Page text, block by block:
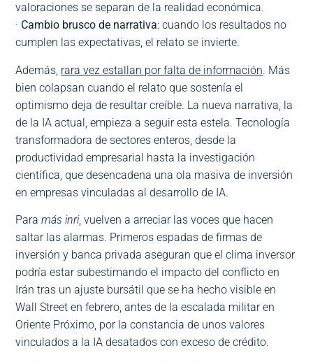
valoraciones se separan de la realidad económica.
· Cambio brusco de narrativa: cuando los resultados no
cumplen las expectativas, el relato se invierte.
Además, rara vez estallan por falta de información. Más
bien colapsan cuando el relato que sostenía el
optimismo deja de resultar creíble. La nueva narrativa, la
de la IA actual, empieza a seguir esta estela. Tecnología
transformadora de sectores enteros, desde la
productividad empresarial hasta la investigación
científica, que desencadena una ola masiva de inversión
en empresas vinculadas al desarrollo de IA.
Paramás inri, vuelven a arreciar las voces que hacen
saltar las alarmas. Primeros espadas de firmas de
inversión y banca privada aseguran que el clima inversor
podría estar subestimando el impacto del conflicto en
Irán tras un ajuste bursátil que se ha hecho visible en
Wall Street en febrero, antes de la escalada militar en
Oriente Próximo, por la constancia de unos valores
vinculados a la IA desatados con exceso de crédito.